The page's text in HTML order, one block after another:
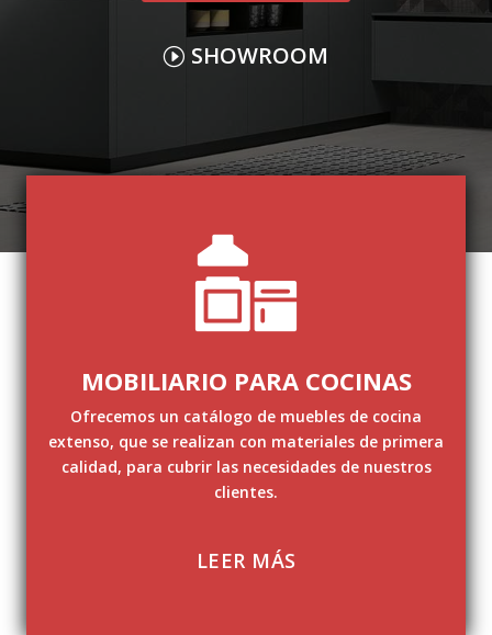
SHOWROOM
MOBILIARIO PARA COCINAS
Ofrecemos un catálogo de muebles de cocina
extenso, que se realizan con materiales de primera
calidad, para cubrir las necesidades de nuestros
clientes.
LEER MÁS